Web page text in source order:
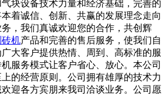
设备技术力量和经济基础，完善的
着诚信、创新、共赢的发展理念走向
，我们真诚欢迎您的合作，共创辉
砖机产品和完善的售后服务，使我们自
大客户提供热情、周到、高标准的服
服务模式让客户省心、放心。本公司
的经营原则。公司拥有雄厚的技术力
迎各方宾朋来我司洽谈业务。公司愿